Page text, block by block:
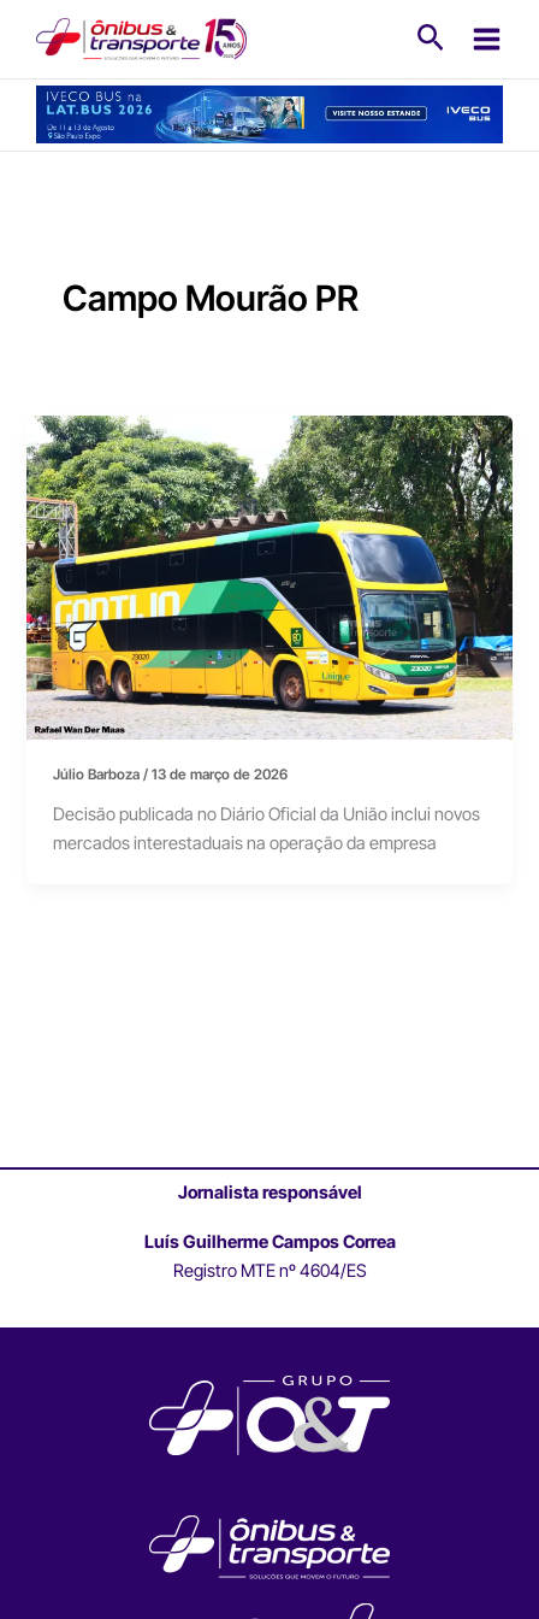
conteúdo
Campo Mourão PR
Júlio Barboza/13 de março de 2026
Decisão publicada no Diário Oficial da União inclui novos
mercados interestaduais na operação da empresa
Jornalista responsável
Luís Guilherme Campos Correa
Registro MTE nº 4604/ES